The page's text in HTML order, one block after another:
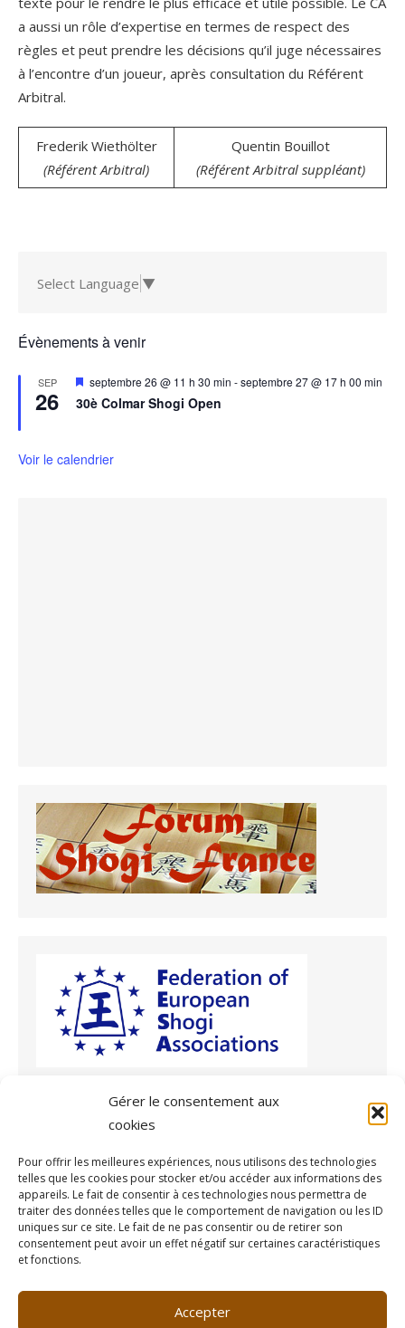
Gérer le consentement aux
cookies
Pour offrir les meilleures expériences, nous utilisons des technologies
telles que les cookies pour stocker et/ou accéder aux informations des
appareils. Le fait de consentir à ces technologies nous permettra de
traiter des données telles que le comportement de navigation ou les ID
uniques sur ce site. Le fait de ne pas consentir ou de retirer son
consentement peut avoir un effet négatif sur certaines caractéristiques
et fonctions.
Accepter
a aussi un rôle d’expertise en termes de respect des
règles et peut prendre les décisions qu’il juge nécessaires
à l’encontre d’un joueur, après consultation du Référent
Arbitral.
Frederik Wiethölter
(Référent Arbitral)
Quentin Bouillot
(Référent Arbitral suppléant)
Select Language ▼
Évènements à venir
SEP
26
Mis
en
avant
septembre 26 @ 11 h 30 min -septembre 27 @ 17 h 00 min
30è Colmar Shogi Open
Voir le calendrier
Archives
© 2026 Fédération Française de Shogi/ Propulsé par WordPress
Thème par Design Lab